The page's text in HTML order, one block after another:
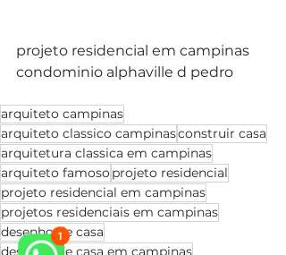
projeto residencial em campinas
condominio alphaville d pedro
arquiteto campinas
arquiteto classico campinasconstruir casa
arquitetura classica em campinas
arquiteto famosoprojeto residencial
projeto residencial em campinas
projetos residenciais em campinas
desenho de casa
desenho de casa em campinas